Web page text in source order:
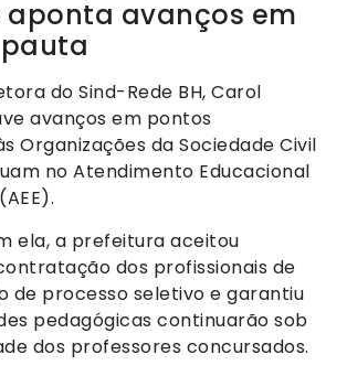
aponta avanços em
do Sind-Rede BH, Carol
avanços em pontos
Organizações da Sociedade Civil
no Atendimento Educacional
ela, a prefeitura aceitou
dos profissionais de
de processo seletivo e garantiu
pedagógicas continuarão sob
dos professores concursados.